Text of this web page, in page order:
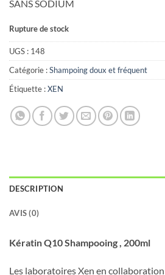
SANS SODIUM
Rupture de stock
UGS : 148
Catégorie :Shampoing doux et fréquent
Étiquette :XEN
DESCRIPTION
AVIS (0)
Kératin Q10 Shampooing , 200ml
Les laboratoires Xen en